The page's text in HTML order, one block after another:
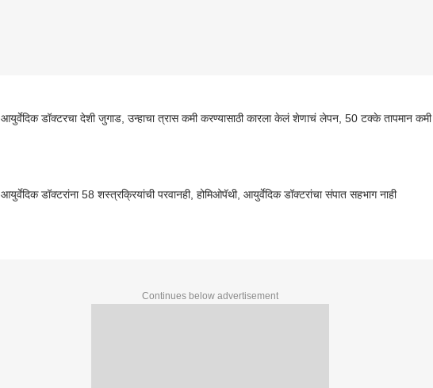
आयुर्वेदिक डॉक्टरचा देशी जुगाड, उन्हाचा त्रास कमी करण्यासाठी कारला केलं शेणाचं लेपन, 50 टक्के तापमान कमी
आयुर्वेदिक डॉक्टरांना 58 शस्त्रक्रियांची परवानही, होमिओपॅथी, आयुर्वेदिक डॉक्टरांचा संपात सहभाग नाही
Continues below advertisement